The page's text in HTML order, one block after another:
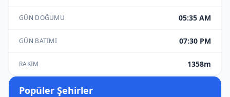
GÜN DOĞUMU 05:35 AM
GÜN BATIMI 07:30 PM
RAKIM 1358m
Popüler Şehirler